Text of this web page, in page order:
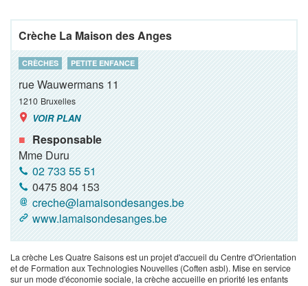
Crèche La Maison des Anges
CRÈCHES PETITE ENFANCE
rue Wauwermans 11
1210 Bruxelles
VOIR PLAN
Responsable
Mme Duru
02 733 55 51
0475 804 153
creche@lamaisondesanges.be
www.lamaisondesanges.be
La crèche Les Quatre Saisons est un projet d'accueil du Centre d'Orientation
et de Formation aux Technologies Nouvelles (Coften asbl). Mise en service
sur un mode d'économie sociale, la crèche accueille en priorité les enfants